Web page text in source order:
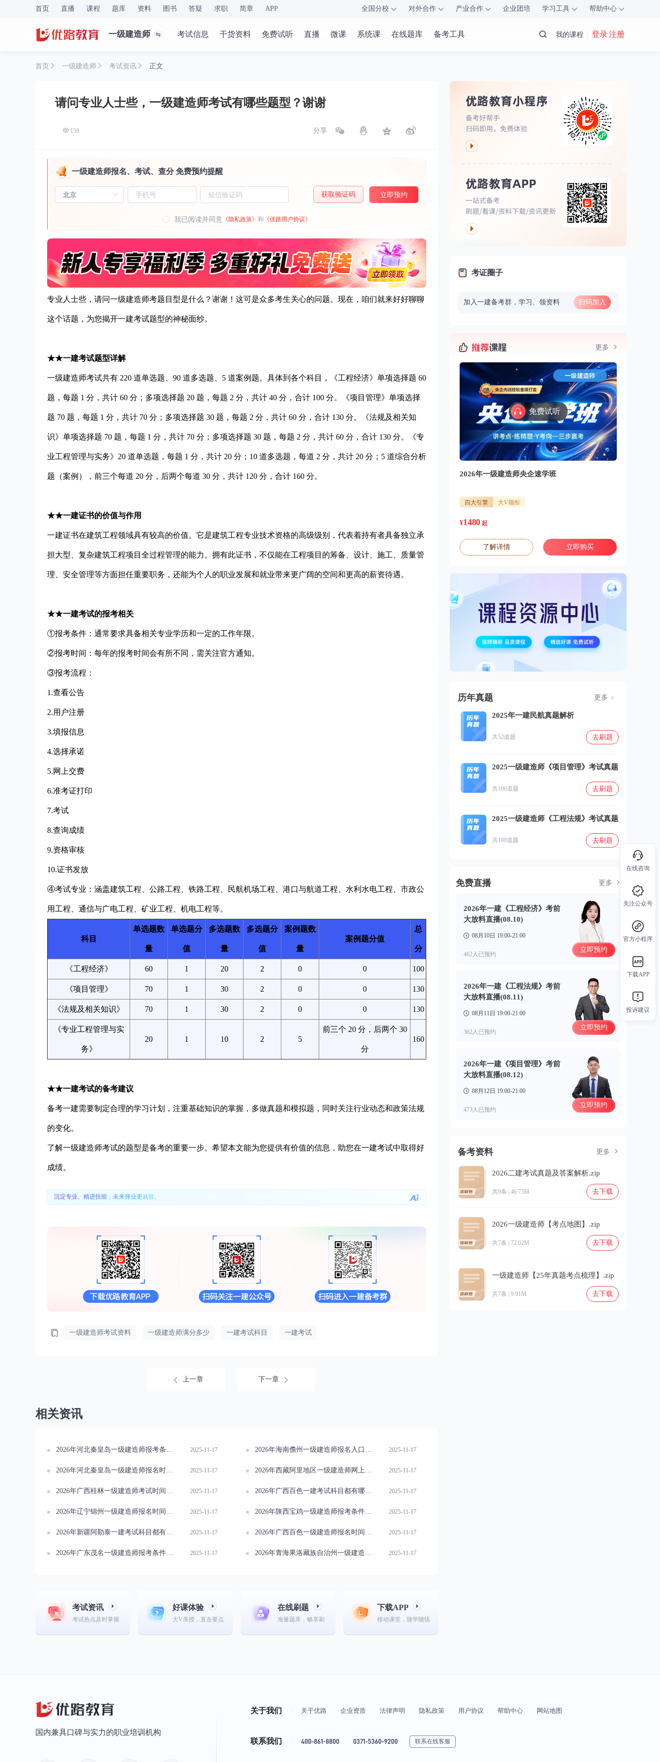
首页 直播 课程 题库 资料 图书 答疑 求职 简章 APP 全国分校 对外合作 产业合作 企业团培 学习工具 帮助中心
一级建造师 考试信息 干货资料 免费试听 直播 微课 系统课 在线题库 备考工具 我的课程 登录 注册
首页 一级建造师 考试资讯 正文
请问专业人士些，一级建造师考试有哪些题型？谢谢
159 分享
一级建造师报名、考试、查分 免费预约提醒
获取验证码 立即预约
我已阅读并同意 《隐私政策》 和 《优路用户协议》
专业人士些，请问一级建造师考题目型是什么？谢谢！这可是众多考生关心的问题。现在，咱们就来好好聊聊
这个话题，为您揭开一建考试题型的神秘面纱。
★★一建考试题型详解
一级建造师考试共有 220 道单选题、90 道多选题、5 道案例题。具体到各个科目，《工程经济》单项选择题 60
题，每题 1 分，共计 60 分；多项选择题 20 题，每题 2 分，共计 40 分，合计 100 分。《项目管理》单项选择
题 70 题，每题 1 分，共计 70 分；多项选择题 30 题，每题 2 分，共计 60 分，合计 130 分。《法规及相关知
识》单项选择题 70 题，每题 1 分，共计 70 分；多项选择题 30 题，每题 2 分，共计 60 分，合计 130 分。《专
业工程管理与实务》20 道单选题，每题 1 分，共计 20 分；10 道多选题，每道 2 分，共计 20 分；5 道综合分析
题（案例），前三个每道 20 分，后两个每道 30 分，共计 120 分，合计 160 分。
★★一建证书的价值与作用
一建证书在建筑工程领域具有较高的价值。它是建筑工程专业技术资格的高级级别，代表着持有者具备独立承
担大型、复杂建筑工程项目全过程管理的能力。拥有此证书，不仅能在工程项目的筹备、设计、施工、质量管
理、安全管理等方面担任重要职务，还能为个人的职业发展和就业带来更广阔的空间和更高的薪资待遇。
★★一建考试的报考相关
①报考条件：通常要求具备相关专业学历和一定的工作年限。
②报考时间：每年的报考时间会有所不同，需关注官方通知。
③报考流程：
1.查看公告
2.用户注册
3.填报信息
4.选择承诺
5.网上交费
6.准考证打印
7.考试
8.查询成绩
9.资格审核
10.证书发放
④考试专业：涵盖建筑工程、公路工程、铁路工程、民航机场工程、港口与航道工程、水利水电工程、市政公
用工程、通信与广电工程、矿业工程、机电工程等。
科目
单选题数
量
单选题分
值
多选题数
量
多选题分
值
案例题数
量
案例题分值
总
分
《工程经济》 60 1 20 2 0 0 100
《项目管理》 70 1 30 2 0 0 130
《法规及相关知识》 70 1 30 2 0 0 130
《专业工程管理与实
务》
20 1 10 2 5
前三个 20 分，后两个 30
分
160
★★一建考试的备考建议
备考一建需要制定合理的学习计划，注重基础知识的掌握，多做真题和模拟题，同时关注行业动态和政策法规
的变化。
了解一级建造师考试的题型是备考的重要一步。希望本文能为您提供有价值的信息，助您在一建考试中取得好
成绩。
沉淀专业、精进技能，未来择业更从容。
一级建造师考试资料 一级建造师满分多少 一建考试科目 一建考试
上一章 下一章
相关资讯
2026年河北秦皇岛一级建造师报考条件概览 2025-11-17 2026年海南儋州一级建造师报名入口指南 2025-11-17
2026年河北秦皇岛一级建造师报名时间安排 2025-11-17 2026年西藏阿里地区一级建造师网上报名开启 2025-11-17
2026年广西桂林一级建造师考试时间公布 2025-11-17 2026年广西百色一建考试科目都有哪些？速来了解 2025-11-17
2026年辽宁锦州一级建造师报名时间一览 2025-11-17 2026年陕西宝鸡一级建造师报考条件概览 2025-11-17
2026年新疆阿勒泰一建考试科目都有哪些？速看！ 2025-11-17 2026年广西百色一级建造师报名时间安排 2025-11-17
2026年广东茂名一级建造师报考条件详解 2025-11-17 2026年青海果洛藏族自治州一级建造师报名入口指南 2025-11-17
考试资讯
考试热点及时掌握
好课体验
大V亲授，直击要点
在线刷题
海量题库，畅享刷
下载APP
移动课堂，随学随练
考证圈子
加入一建备考群，学习、领资料 扫码加入
更多
免费试听
2026年一级建造师央企速学班
四大引擎 大V领衔
¥1480 起
了解详情 立即购买
历年真题 更多
2025年一建民航真题解析
共52道题 去刷题
2025一级建造师《项目管理》考试真题
共100道题 去刷题
2025一级建造师《工程法规》考试真题
共100道题 去刷题
免费直播 更多
2026年一建《工程经济》考前
大放料直播(08.10)
08月10日 19:00-21:00
462人已预约
立即预约
2026年一建《工程法规》考前
大放料直播(08.11)
08月11日 19:00-21:00
362人已预约
立即预约
2026年一建《项目管理》考前
大放料直播(08.12)
08月12日 19:00-21:00
473人已预约
立即预约
备考资料 更多
2026二建考试真题及答案解析.zip
共9条 | 46.75M 去下载
2026一级建造师【考点地图】.zip
共7条 | 72.02M 去下载
一级建造师【25年真题考点梳理】.zip
共7条 | 9.91M 去下载
国内兼具口碑与实力的职业培训机构
关于我们 关于优路 企业资质 法律声明 隐私政策 用户协议 帮助中心 网站地图
联系我们 400-861-8800 0371-5360-9200 联系在线客服
在线咨询
关注公众号
官方小程序
下载APP
投诉建议